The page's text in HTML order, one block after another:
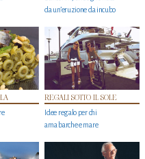
da un’eruzione da incubo
REGALI SOTTO IL SOLE
Idee regalo per chi
ama barche e mare